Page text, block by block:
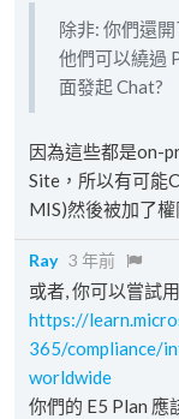
除非: 你們還
他們可以繞過
面發起 Chat?
因為這些都是on-
Site，所以有可能
MIS)然後被加了權
Ray 3 年前
或者, 你可以嘗試
https://
365/compliance/
worldwide
你們的 E5 Plan 應